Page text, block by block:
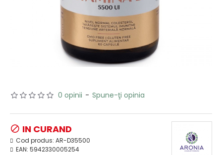
0 opinii - Spune-ţi opinia
IN CURAND
Cod produs: AR-D35500
EAN: 5942330005254